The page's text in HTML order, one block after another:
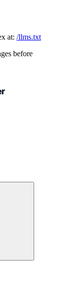
at: /llms.txt
before